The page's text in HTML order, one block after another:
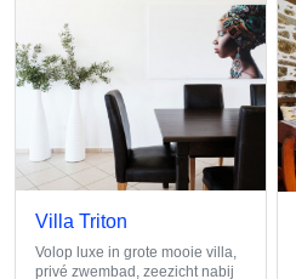
Villa Triton
Volop luxe in grote mooie villa,
privé zwembad, zeezicht nabij